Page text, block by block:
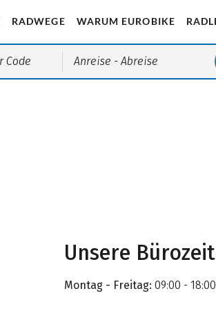
RADWEGE WARUM EUROBIKE
Anreise - Abreise
Unsere
Montag - Freitag: 09:00 -